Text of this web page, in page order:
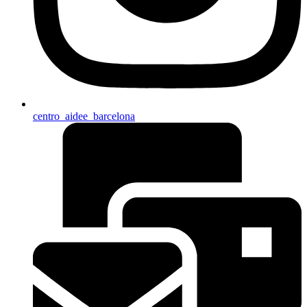
centro_aidee_barcelona